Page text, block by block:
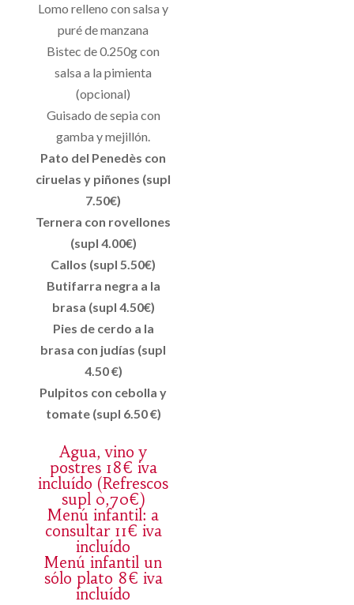
Lomo relleno con salsa y
puré de manzana
Bistec de 0.250g con
salsa a la pimienta
(opcional)
Guisado de sepia con
gamba y mejillón.
Pato del Penedès con
ciruelas y piñones (supl
7.50€)
Ternera con rovellones
(supl 4.00€)
Callos (supl 5.50€)
Butifarra negra a la
brasa (supl 4.50€)
Pies de cerdo a la
brasa con judías (supl
4.50 €)
Pulpitos con cebolla y
tomate (supl 6.50 €)
Agua, vino y
postres 18€ iva
incluído (Refrescos
supl 0,70€)
Menú infantil: a
consultar 11€ iva
incluído
Menú infantil un
sólo plato 8€ iva
incluído